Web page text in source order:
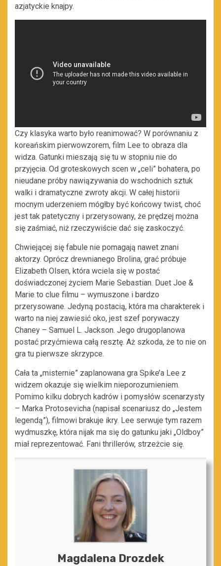
azjatyckie knajpy.
Czy klasyka warto było reanimować? W porównaniu z
koreańskim pierwowzorem, film Lee to obraza dla
widza. Gatunki mieszają się tu w stopniu nie do
przyjęcia. Od groteskowych scen w „celi” bohatera, po
nieudane próby nawiązywania do wschodnich sztuk
walki i dramatyczne zwroty akcji. W całej historii
mocnym uderzeniem mógłby być końcowy twist, choć
jest tak patetyczny i przerysowany, że prędzej można
się zaśmiać, niż rzeczywiście dać się zaskoczyć.
Chwiejącej się fabule nie pomagają nawet znani
aktorzy. Oprócz drewnianego Brolina, grać próbuje
Elizabeth Olsen, która wciela się w postać
doświadczonej życiem Marie Sebastian. Duet Joe &
Marie to clue filmu – wymuszone i bardzo
przerysowane. Jedyną postacią, która ma charakterek i
warto na niej zawiesić oko, jest szef porywaczy
Chaney – Samuel L. Jackson. Jego drugoplanowa
postać przyćmiewa całą resztę. Aż szkoda, że to nie on
gra tu pierwsze skrzypce.
Cała ta „misternie” zaplanowana gra Spike’a Lee z
widzem okazuje się wielkim nieporozumieniem.
Pomimo kilku dobrych kadrów i pomysłów scenarzysty
– Marka Protosevicha (napisał scenariusz do „Jestem
legendą”), filmowi brakuje ikry. Lee serwuje tym razem
wydmuszkę, która nijak ma się do gatunku jaki „Oldboy”
miał reprezentować. Fani thrillerów, strzeżcie się.
Magdalena Drozdek